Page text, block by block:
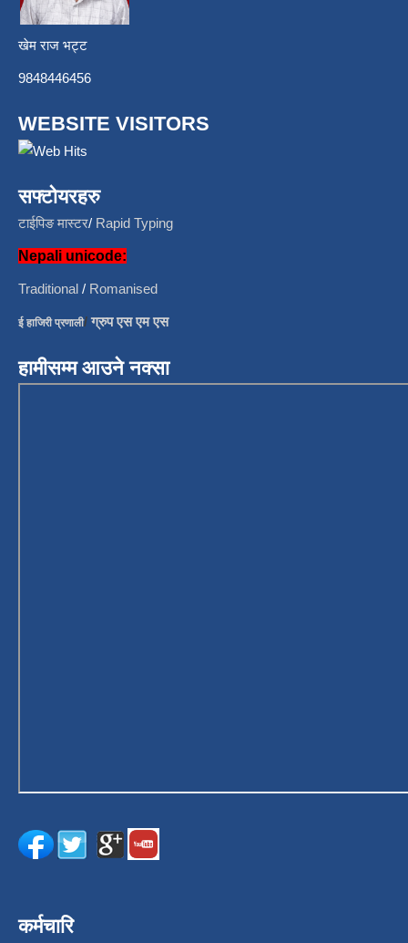
खेम राज भट्ट
9848446456
WEBSITE VISITORS
सफ्टोयरहरु
टाईपिङ मास्टर/ Rapid Typing
Nepali unicode:
Traditional / Romanised
ई हाजिरी प्रणाली/ग्रुप एस एम एस
हामीसम्म आउने नक्सा
कर्मचारि